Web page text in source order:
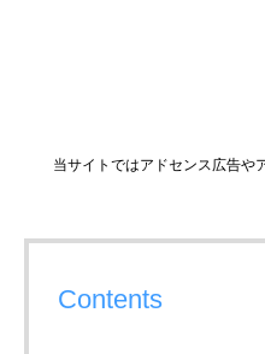
当サイトではアドセンス広告や
Contents